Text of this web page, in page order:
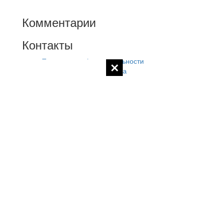
Комментарии
Контакты
Политика конфиденциальности
Контакты администратора